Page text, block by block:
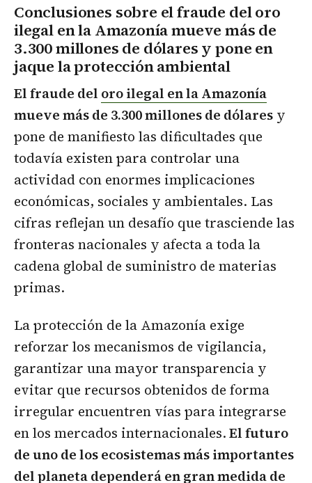
Conclusiones sobre el fraude del oro
ilegal en la Amazonía mueve más de
3.300 millones de dólares y pone en
jaque la protección ambiental
El fraude del oro ilegal en la Amazonía
mueve más de 3.300 millones de dólares y
pone de manifiesto las dificultades que
todavía existen para controlar una
actividad con enormes implicaciones
económicas, sociales y ambientales. Las
cifras reflejan un desafío que trasciende las
fronteras nacionales y afecta a toda la
cadena global de suministro de materias
primas.
La protección de la Amazonía exige
reforzar los mecanismos de vigilancia,
garantizar una mayor transparencia y
evitar que recursos obtenidos de forma
irregular encuentren vías para integrarse
en los mercados internacionales.El futuro
de uno de los ecosistemas más importantes
del planeta dependerá en gran medida de